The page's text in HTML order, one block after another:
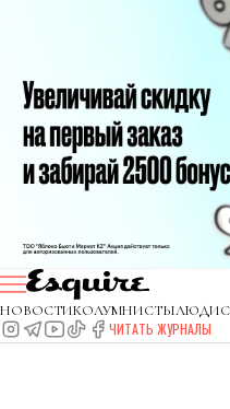
НОВОСТИКОЛУМНИСТЫЛЮДИ
ЧИТАТЬ ЖУРНАЛЫ